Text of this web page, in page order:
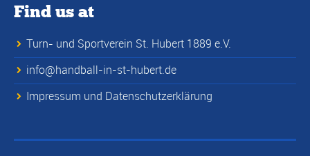
Find us at
Turn- und Sportverein St. Hubert 1889 e.V.
info@handball-in-st-hubert.de
Impressum und Datenschutzerklärung